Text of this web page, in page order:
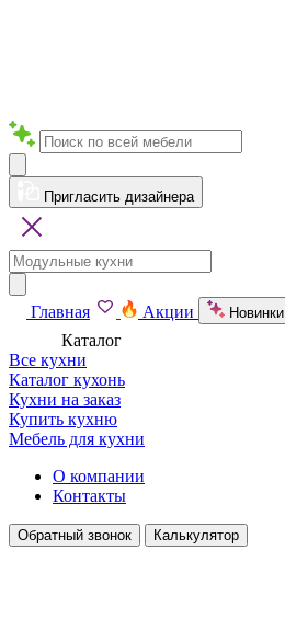
Пригласить дизайнера
Главная Акции Новинки
Каталог
Все кухни
Каталог кухонь
Кухни на заказ
Купить кухню
Мебель для кухни
О компании
Контакты
Обратный звонок Калькулятор